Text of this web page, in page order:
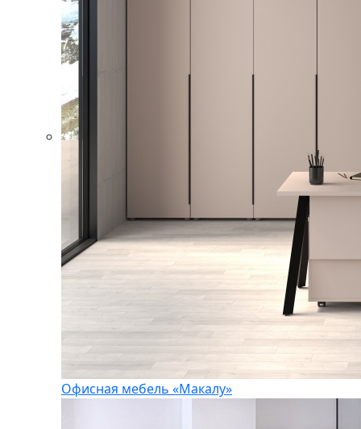
Офисная мебель «Макалу»